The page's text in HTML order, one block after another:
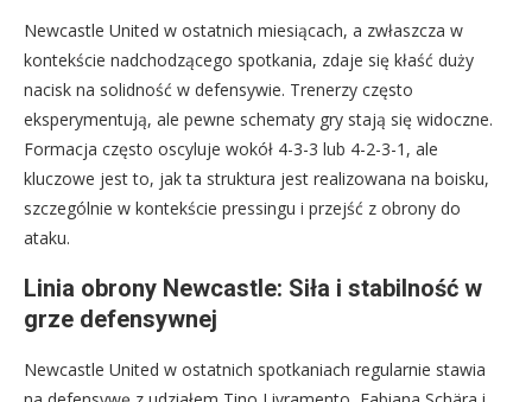
Newcastle United w ostatnich miesiącach, a zwłaszcza w
kontekście nadchodzącego spotkania, zdaje się kłaść duży
nacisk na solidność w defensywie. Trenerzy często
eksperymentują, ale pewne schematy gry stają się widoczne.
Formacja często oscyluje wokół 4-3-3 lub 4-2-3-1, ale
kluczowe jest to, jak ta struktura jest realizowana na boisku,
szczególnie w kontekście pressingu i przejść z obrony do
ataku.
Linia obrony Newcastle: Siła i stabilność w
grze defensywnej
Newcastle United w ostatnich spotkaniach regularnie stawia